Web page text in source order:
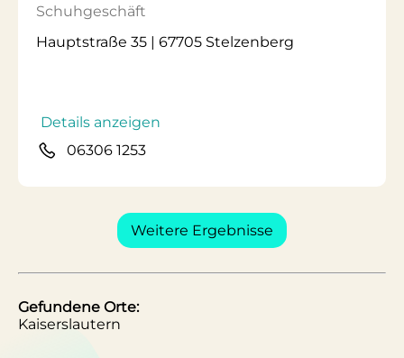
Schuhgeschäft
Hauptstraße 35 | 67705 Stelzenberg
Details anzeigen
06306 1253
Weitere Ergebnisse
Gefundene Orte:
Kaiserslautern